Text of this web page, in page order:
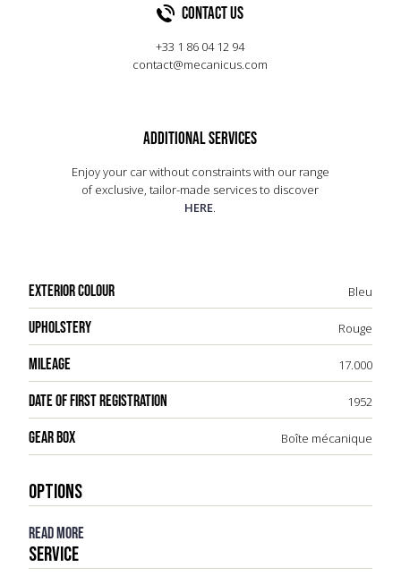
EXTERIOR COLOUR Bleu
UPHOLSTERY Rouge
MILEAGE 17.000
DATE OF FIRST REGISTRATION 1952
GEAR BOX Boîte mécanique
OPTIONS
Read more
Service
incorporer le six cylindres 2.6 litres conçut par
maison, une poignée d’autos fut construite avec
les 2.0 litres - surnommées DB1.
remporta sa classe aux 24 Heures du Mans,
termina 5ème et 6ème au classement général.
Contact US
+33 1 86 04 12 94
contact@mecanicus.com
ADDITIONAL SERVICES
Enjoy your car without constraints with our range
of exclusive, tailor-made services to discover
HERE.